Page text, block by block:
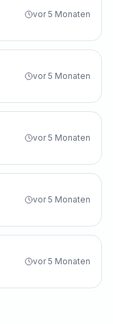
vor 5 Monaten
vor 5 Monaten
vor 5 Monaten
vor 5 Monaten
vor 5 Monaten